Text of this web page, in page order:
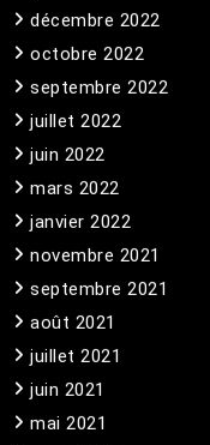
décembre 2022
octobre 2022
septembre 2022
juillet 2022
juin 2022
mars 2022
janvier 2022
novembre 2021
septembre 2021
août 2021
juillet 2021
juin 2021
mai 2021